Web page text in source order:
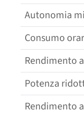
Autonomia
Consumo
Rendimento
Potenza
Rendimento